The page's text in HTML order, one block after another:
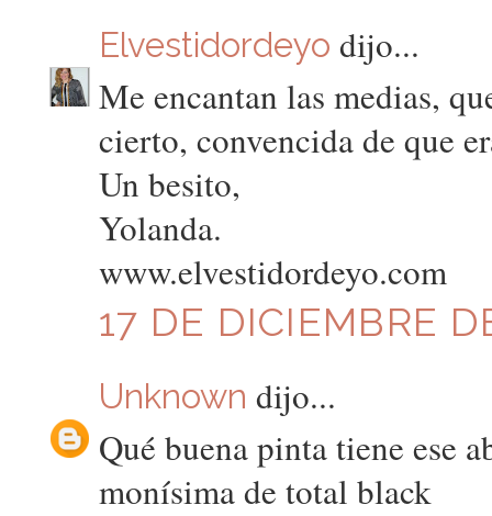
Elvestidordeyo dijo...
Me encantan las medias,
cierto, convencida de que
Un besito,
Yolanda.
www.elvestidordeyo.com
17 DE DICIEMBRE
Unknown dijo...
Qué buena pinta tiene ese
monísima de total black